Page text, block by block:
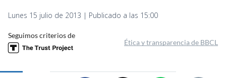
Lunes 15 julio de 2013 | Publicado a las 15:00
Seguimos criterios de
Ética y transparencia de BBCL